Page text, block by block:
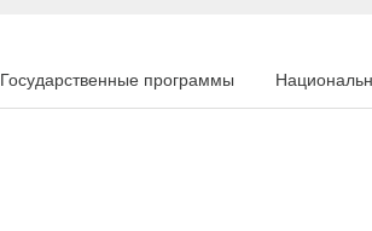
Государственные программы